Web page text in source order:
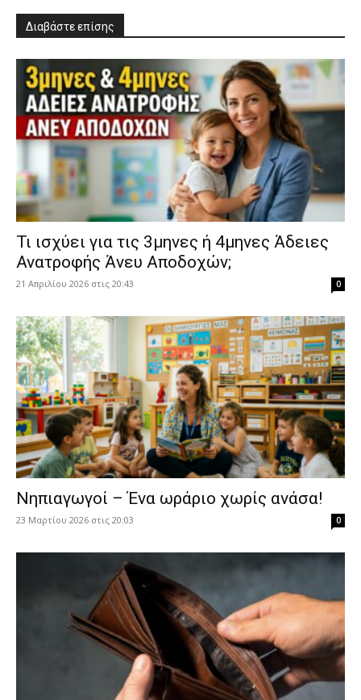
Διαβάστε επίσης
​Τι ισχύει για τις 3μηνες ή 4μηνες Άδειες
Ανατροφής Άνευ Αποδοχών;
21 Απριλίου 2026 στις 20:43 0
Νηπιαγωγοί – Ένα ωράριο χωρίς ανάσα!
23 Μαρτίου 2026 στις 20:03 0